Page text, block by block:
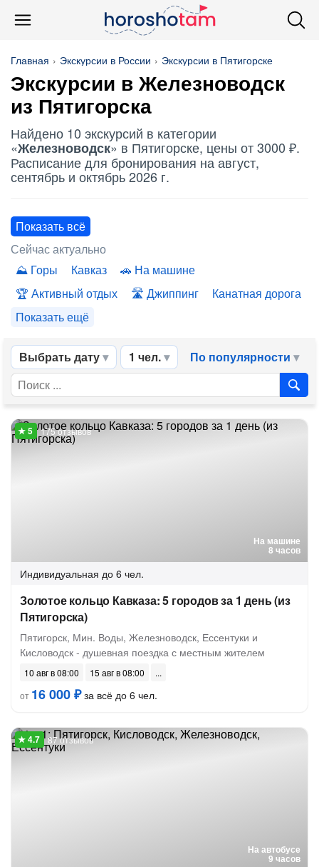
Главная Экскурсии в России Экскурсии в Пятигорске
Экскурсии в Железноводск
из Пятигорска
Найдено 10 экскурсий в категории
«Железноводск» в Пятигорске, цены от 3000 ₽.
Расписание для бронирования на август,
сентябрь и октябрь 2026 г.
Показать всё
Сейчас актуально
Горы
Кавказ
На машине
Активный отдых
Джиппинг
Канатная дорога
Показать ещё
Выбрать дату 1 чел. По популярности
На машине
8 часов
175 отзывов
Индивидуальная до 6 чел.
Золотое кольцо Кавказа: 5 городов за 1 день (из
Пятигорска)
Пятигорск, Мин. Воды, Железноводск, Ессентуки и
Кисловодск - душевная поездка с местным жителем
10 авг в 08:00
15 авг в 08:00
от 16 000 ₽за всё до 6 чел.
На автобусе
9 часов
87 отзывов